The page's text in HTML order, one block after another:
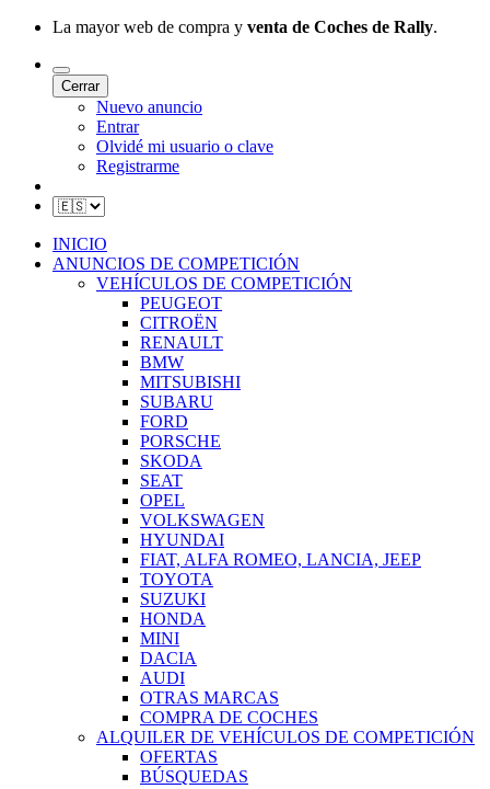
La mayor web de compra y venta de Coches de Rally.
Cerrar
Nuevo anuncio
Entrar
Olvidé mi usuario o clave
Registrarme
INICIO
ANUNCIOS DE COMPETICIÓN
VEHÍCULOS DE COMPETICIÓN
PEUGEOT
CITROËN
RENAULT
BMW
MITSUBISHI
SUBARU
FORD
PORSCHE
SKODA
SEAT
OPEL
VOLKSWAGEN
HYUNDAI
FIAT, ALFA ROMEO, LANCIA, JEEP
TOYOTA
SUZUKI
HONDA
MINI
DACIA
AUDI
OTRAS MARCAS
COMPRA DE COCHES
ALQUILER DE VEHÍCULOS DE COMPETICIÓN
OFERTAS
BÚSQUEDAS